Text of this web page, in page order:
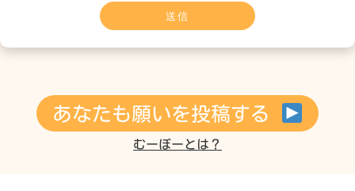
あなたも願いを投稿する
むーぼーとは？